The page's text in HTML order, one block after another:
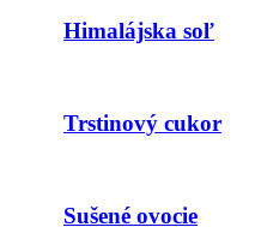
Himalájska soľ
Trstinový cukor
Sušené ovocie